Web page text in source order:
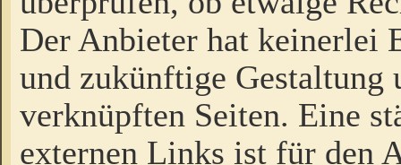
Der Anbieter hat keinerlei
und zukünftige Gestaltung
verknüpften Seiten. Eine
externen Links ist für den